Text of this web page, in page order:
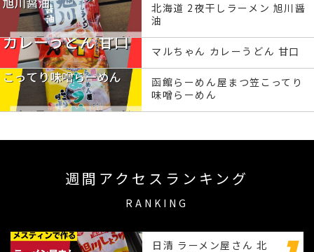
北海道 2夜干しラーメン 旭川醤
油
マルちゃん カレーうどん 甘口
函館らーめん屋まつ笠こってり
味噌らーめん
週間アクセスランキング
RANKING
日清 ラーメン屋さん 北